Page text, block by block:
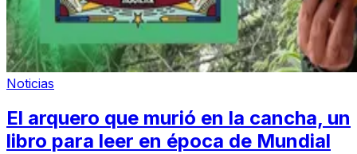
Noticias
El arquero que murió en la cancha, un
libro para leer en época de Mundial